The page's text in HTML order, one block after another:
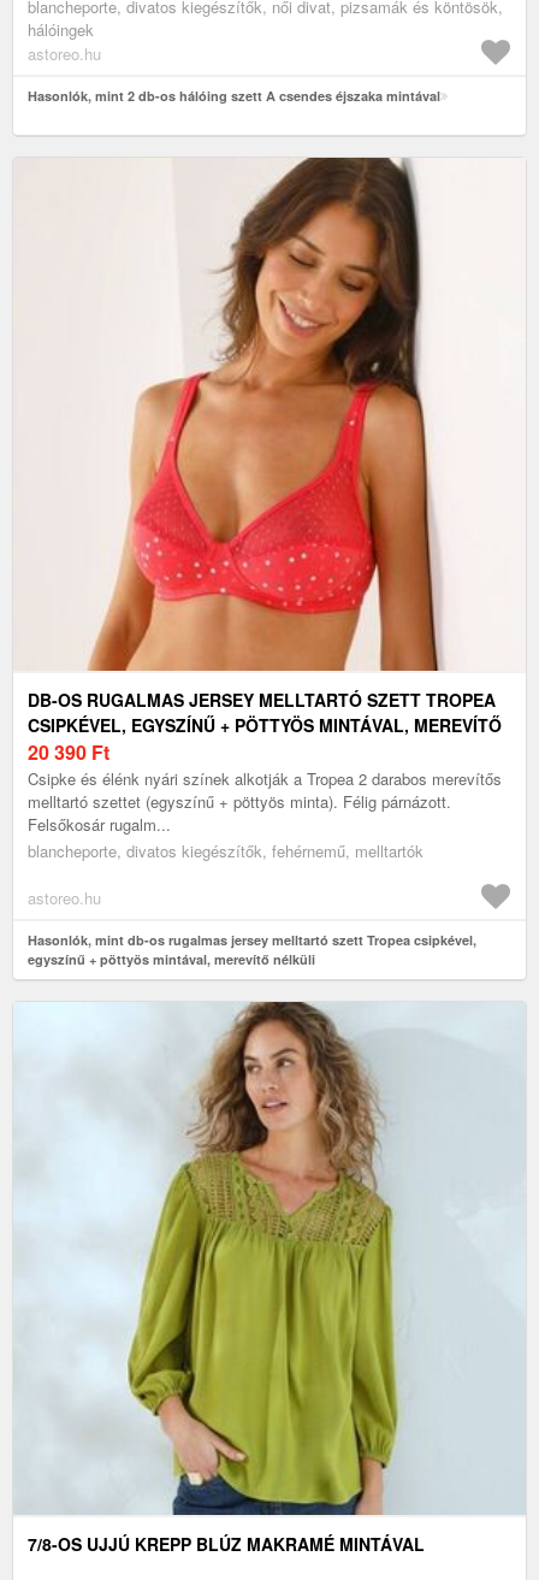
blancheporte, divatos kiegészítők, női divat, pizsamák és köntösök,
hálóingek
astoreo.hu
Hasonlók, mint 2 db-os hálóing szett A csendes éjszaka mintával
DB-OS RUGALMAS JERSEY MELLTARTÓ SZETT TROPEA
CSIPKÉVEL, EGYSZÍNŰ + PÖTTYÖS MINTÁVAL, MEREVÍTŐ
NÉLKÜLI
20 390 Ft
Csipke és élénk nyári színek alkotják a Tropea 2 darabos merevítős
melltartó szettet (egyszínű + pöttyös minta). Félig párnázott.
Felsőkosár rugalm...
blancheporte, divatos kiegészítők, fehérnemű, melltartók
astoreo.hu
Hasonlók, mint db-os rugalmas jersey melltartó szett Tropea csipkével,
egyszínű + pöttyös mintával, merevítő nélküli
7/8-OS UJJÚ KREPP BLÚZ MAKRAMÉ MINTÁVAL